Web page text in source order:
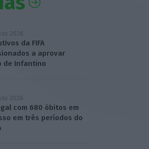
2026
da FIFA
a aprovar
de Infantino
2026
com 680 óbitos em
em três períodos do